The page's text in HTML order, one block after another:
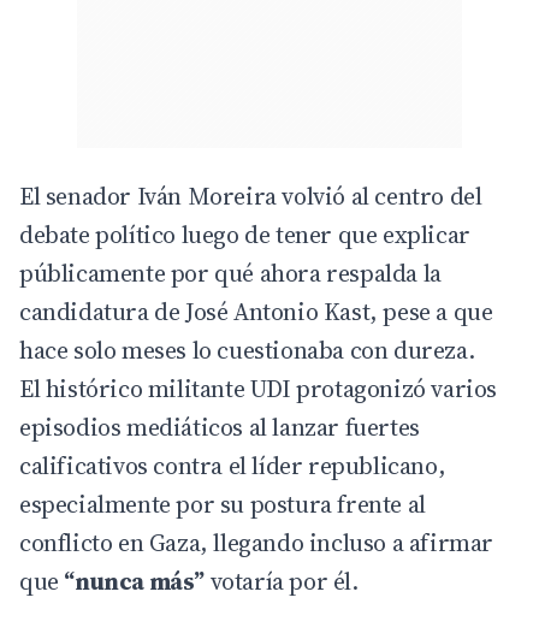
El senador Iván Moreira volvió al centro del
debate político luego de tener que explicar
públicamente por qué ahora respalda la
candidatura de José Antonio Kast, pese a que
hace solo meses lo cuestionaba con dureza.
El histórico militante UDI protagonizó varios
episodios mediáticos al lanzar fuertes
calificativos contra el líder republicano,
especialmente por su postura frente al
conflicto en Gaza, llegando incluso a afirmar
que “nunca más”votaría por él.